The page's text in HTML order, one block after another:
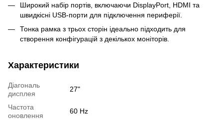
Широкий набір портів, включаючи DisplayPort, HDMI та
швидкісні USB-порти для підключення периферії.
Тонка рамка з трьох сторін ідеально підходить для
створення конфігурацій з декількох моніторів.
Характеристики
Діагональ
дисплея
27"
Частота
оновлення
60 Hz